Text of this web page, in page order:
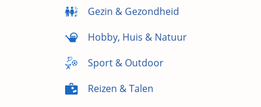
Gezin & Gezondheid
Hobby, Huis & Natuur
Sport & Outdoor
Reizen & Talen